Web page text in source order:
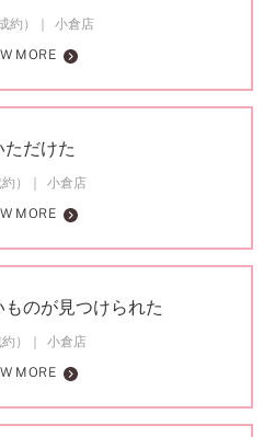
約）
小倉店
MORE
だけた
）
小倉店
MORE
のが見つけられた
）
小倉店
MORE